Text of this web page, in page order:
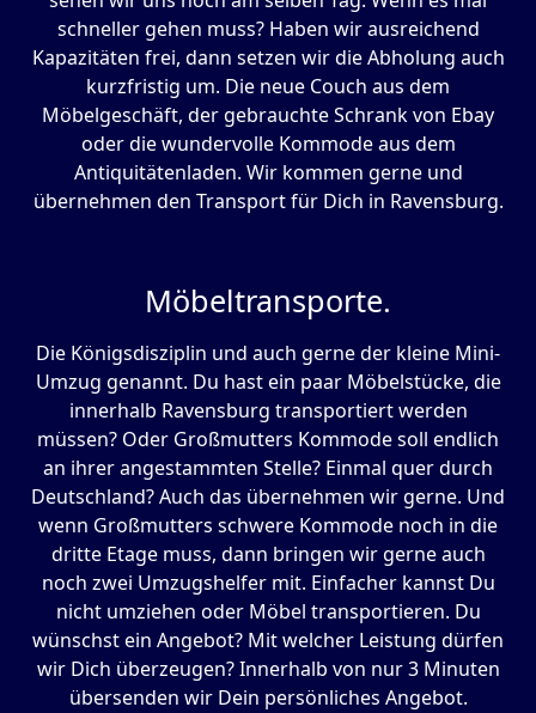
schneller gehen muss? Haben wir ausreichend
Kapazitäten frei, dann setzen wir die Abholung auch
kurzfristig um. Die neue Couch aus dem
Möbelgeschäft, der gebrauchte Schrank von Ebay
oder die wundervolle Kommode aus dem
Antiquitätenladen. Wir kommen gerne und
übernehmen den Transport für Dich in Ravensburg.
Möbeltransporte.
Die Königsdisziplin und auch gerne der kleine Mini-
Umzug genannt. Du hast ein paar Möbelstücke, die
innerhalb Ravensburg transportiert werden
müssen? Oder Großmutters Kommode soll endlich
an ihrer angestammten Stelle? Einmal quer durch
Deutschland? Auch das übernehmen wir gerne. Und
wenn Großmutters schwere Kommode noch in die
dritte Etage muss, dann bringen wir gerne auch
noch zwei Umzugshelfer mit. Einfacher kannst Du
nicht umziehen oder Möbel transportieren. Du
wünschst ein Angebot? Mit welcher Leistung dürfen
wir Dich überzeugen? Innerhalb von nur 3 Minuten
übersenden wir Dein persönliches Angebot.